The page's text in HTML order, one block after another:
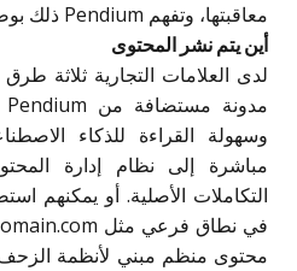
معاقبتها، وتفهم Pendium ذلك بوضوح.
أين يتم نشر المحتوى
لدى العلامات التجارية ثلاثة
وسهولة القراءة للذكاء
مباشرة إلى نظام إدارة
التكاملات الأصلية. أو يمكنهم
محتوى منظم مبني لأنظمة الزحف